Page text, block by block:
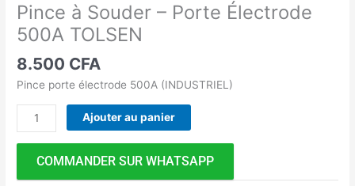
Pince à Souder – Porte Électrode
500A TOLSEN
8.500 CFA
Pince porte électrode 500A (INDUSTRIEL)
Ajouter au panier
COMMANDER SUR WHATSAPP